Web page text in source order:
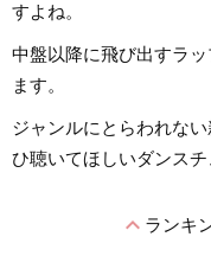
すよね。
中盤以降に飛び出すラ
ます。
ジャンルにとらわれな
ひ聴いてほしいダンスチ
expand_lessランキ